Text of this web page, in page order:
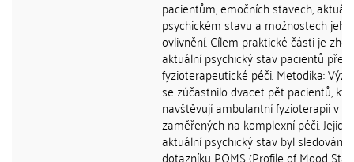
pacientům, emočních stavech,
psychickém stavu a možnostech jeho
ovlivnění. Cílem praktické části je
aktuální psychický stav pacientů
fyzioterapeutické péči. Metodika:
se zúčastnilo dvacet pět pacientů,
navštěvují ambulantní fyzioterapii v
zaměřených na komplexní péči. Jejich
aktuální psychický stav byl sledován
dotazníku POMS (Profile of Mood